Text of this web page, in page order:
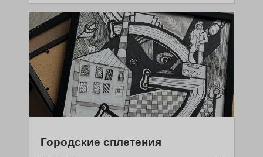
Городские сплетения